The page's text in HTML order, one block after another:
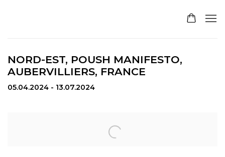
NORD-EST, POUSH MANIFESTO,
AUBERVILLIERS, FRANCE
05.04.2024 - 13.07.2024